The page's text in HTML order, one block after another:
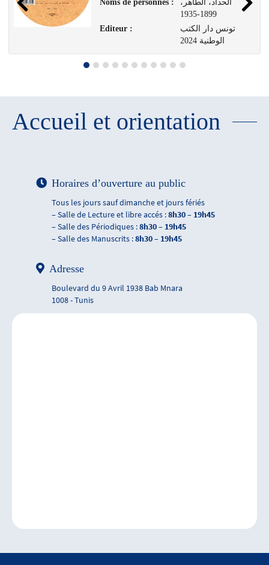
Noms de personnes :
،الحداد، الطاهر
1899-1935
Editeur :
تونس دار الكتب
الوطنية 2024
Accueil et orientation
Horaires d’ouverture au public
Tous les jours sauf dimanche et jours fériés
– Salle de Lecture et libre accés :8h30 – 19h45
– Salle des Périodiques :8h30 – 19h45
– Salle des Manuscrits :8h30 – 19h45
Adresse
Boulevard du 9 Avril 1938 Bab Mnara
1008 - Tunis